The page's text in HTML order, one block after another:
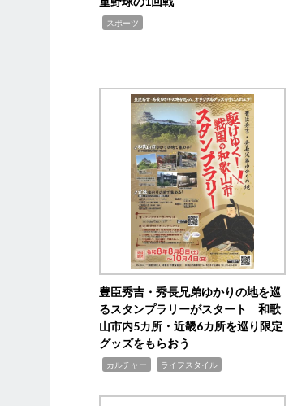
スポーツ
豊臣秀吉・秀長兄弟ゆかりの地を巡
るスタンプラリーがスタート 和歌
山市内5カ所・近畿6カ所を巡り限定
グッズをもらおう
カルチャー ライフスタイル